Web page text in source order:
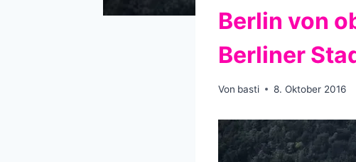
Berlin von
Berliner
Von basti 8. Oktober 2016